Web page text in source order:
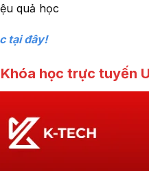
quả học
tại đây!
học trực tuyến